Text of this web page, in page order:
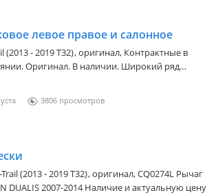
левое правое и салонное
(2013 - 2019 T32), оригинал, Контрактные в
Оригинал. В наличии. Широкий ряд
QR, RED, РЭД, рассрочка
3806
(2013 - 2019 T32), оригинал, CQ0274L Рычаг
DUALIS 2007-2014 Наличие и актуальную цену